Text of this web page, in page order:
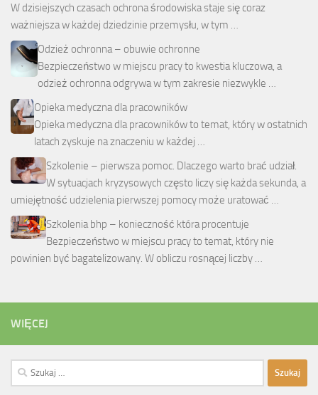
W dzisiejszych czasach ochrona środowiska staje się coraz
ważniejsza w każdej dziedzinie przemysłu, w tym …
Odzież ochronna – obuwie ochronne
Bezpieczeństwo w miejscu pracy to kwestia kluczowa, a
odzież ochronna odgrywa w tym zakresie niezwykle …
Opieka medyczna dla pracowników
Opieka medyczna dla pracowników to temat, który w ostatnich
latach zyskuje na znaczeniu w każdej …
Szkolenie – pierwsza pomoc. Dlaczego warto brać udział.
W sytuacjach kryzysowych często liczy się każda sekunda, a
umiejętność udzielenia pierwszej pomocy może uratować …
Szkolenia bhp – konieczność która procentuje
Bezpieczeństwo w miejscu pracy to temat, który nie
powinien być bagatelizowany. W obliczu rosnącej liczby …
WIĘCEJ
Szukaj: